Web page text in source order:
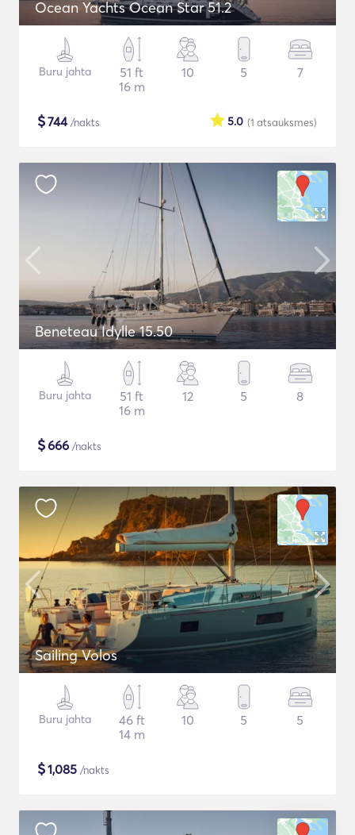
Ocean Yachts Ocean Star 51.2
Buru jahta
51 ft
16 m
10 5 7
$744/nakts (1 atsauksmes)
5.0
Beneteau Idylle 15.50
Buru jahta
51 ft
16 m
12 5 8
$666 /nakts
Sailing Volos
Buru jahta
46 ft
14 m
10 5 5
$1,085 /nakts